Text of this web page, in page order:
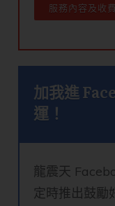
服務內容及收費
加我進
運！
龍震天
定時推出鼓勵